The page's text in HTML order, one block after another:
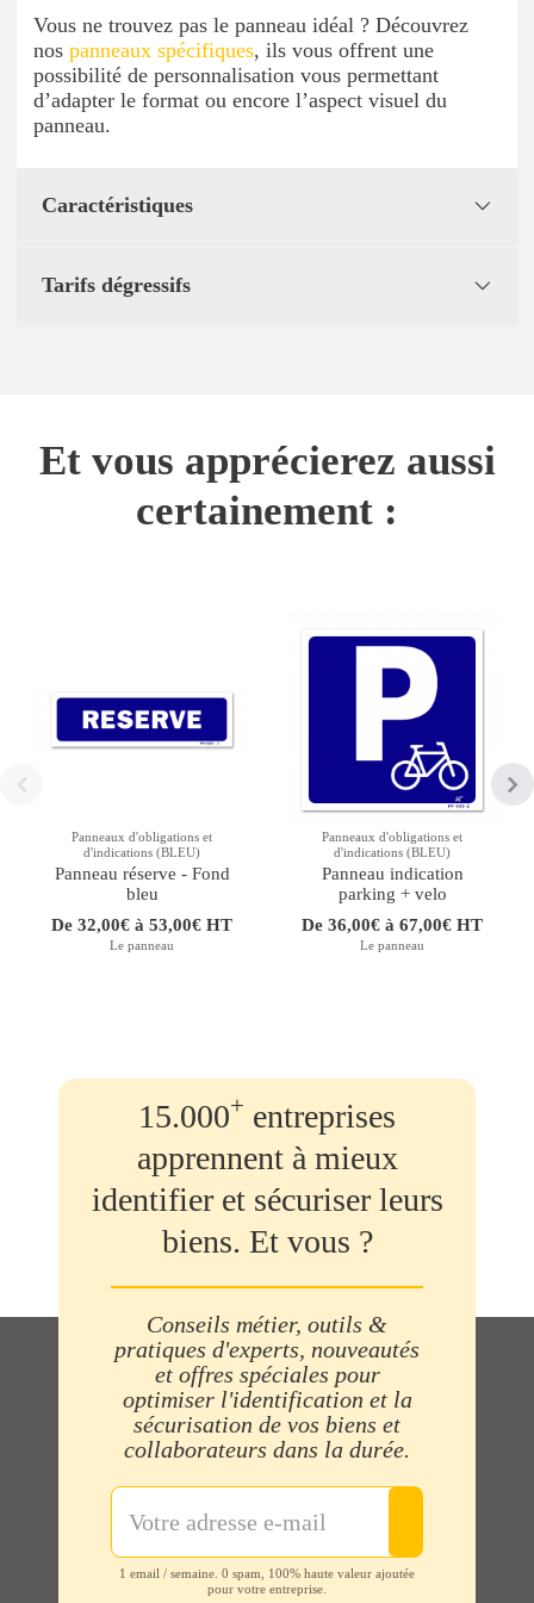
Vous ne trouvez pas le panneau idéal ? Découvrez
nos panneaux spécifiques, ils vous offrent une
possibilité de personnalisation vous permettant
d’adapter le format ou encore l’aspect visuel du
panneau.
Caractéristiques
Tarifs dégressifs
Et vous apprécierez aussi
certainement :
Panneaux d'obligations et
d'indications (BLEU)
Panneau réserve - Fond
bleu
De 32,00€ à 53,00€ HT
Le panneau
Panneaux d'obligations et
d'indications (BLEU)
Panneau indication
parking + velo
De 36,00€ à 67,00€ HT
Le panneau
15.000+ entreprises
apprennent à mieux
identifier et sécuriser leurs
biens. Et vous ?
Conseils métier, outils &
pratiques d'experts, nouveautés
et offres spéciales pour
optimiser l'identification et la
sécurisation de vos biens et
collaborateurs dans la durée.
1 email / semaine. 0 spam, 100% haute valeur ajoutée
pour votre entreprise.